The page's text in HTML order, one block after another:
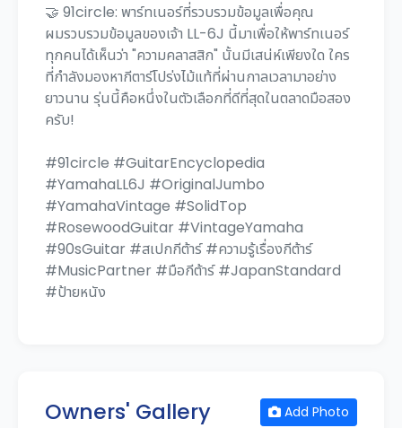
🤝 91circle: พาร์ทเนอร์ที่รวบรวมข้อมูลเพื่อคุณ
ผมรวบรวมข้อมูลของเจ้า LL-6J นี้มาเพื่อให้พาร์ทเนอร์
ทุกคนได้เห็นว่า "ความคลาสสิก" นั้นมีเสน่ห์เพียงใด ใคร
ที่กำลังมองหากีตาร์โปร่งไม้แท้ที่ผ่านกาลเวลามาอย่าง
ยาวนาน รุ่นนี้คือหนึ่งในตัวเลือกที่ดีที่สุดในตลาดมือสอง
ครับ!
#91circle #GuitarEncyclopedia
#YamahaLL6J #OriginalJumbo
#YamahaVintage #SolidTop
#RosewoodGuitar #VintageYamaha
#90sGuitar #สเปกกีต้าร์ #ความรู้เรื่องกีต้าร์
#MusicPartner #มือกีต้าร์ #JapanStandard
#ป้ายหนัง
Owners' Gallery Add Photo